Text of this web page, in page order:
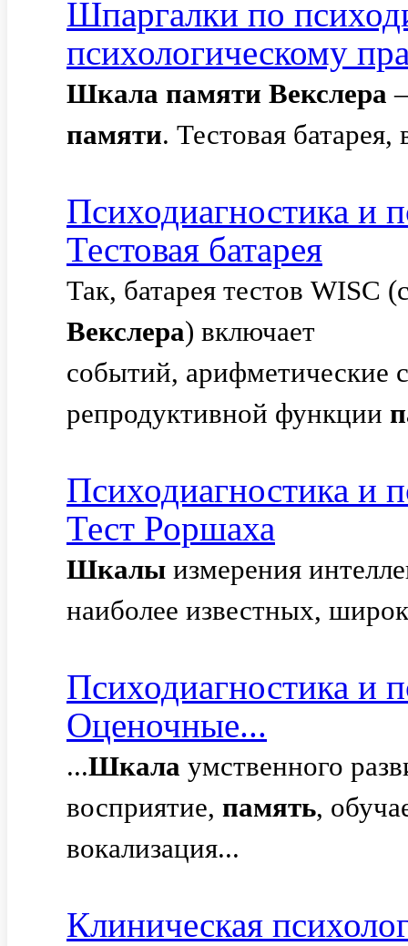
Шпаргалки по
психологическому
Шкала памяти Векслера
памяти. Тестовая
Психодиагностика и
Тестовая батарея
Так, батарея тестов WISC
Векслера) включает
событий, арифметические
репродуктивной функции
Психодиагностика и
Тест Роршаха
Шкалы измерения
наиболее известных,
Психодиагностика и
Оценочные...
...Шкала умственного
восприятие, память,
вокализация...
Клиническая